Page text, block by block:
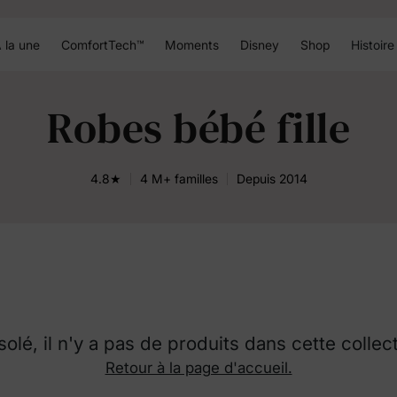
la une ComfortTech™ Moments Disney Shop Histoire
Robes bébé fille
4.8★ 4 M+ familles Depuis 2014
il n'y a pas de produits dans cette
Retour à la page d'accueil.